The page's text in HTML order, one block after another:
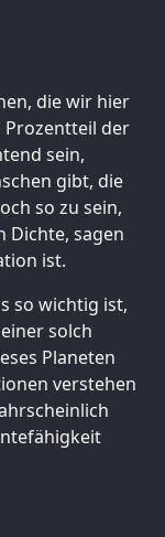
die wir hier
Prozentteil der
sein,
gibt, die
so zu sein,
Dichte, sagen
ist.
so wichtig ist,
solch
Planeten
verstehen